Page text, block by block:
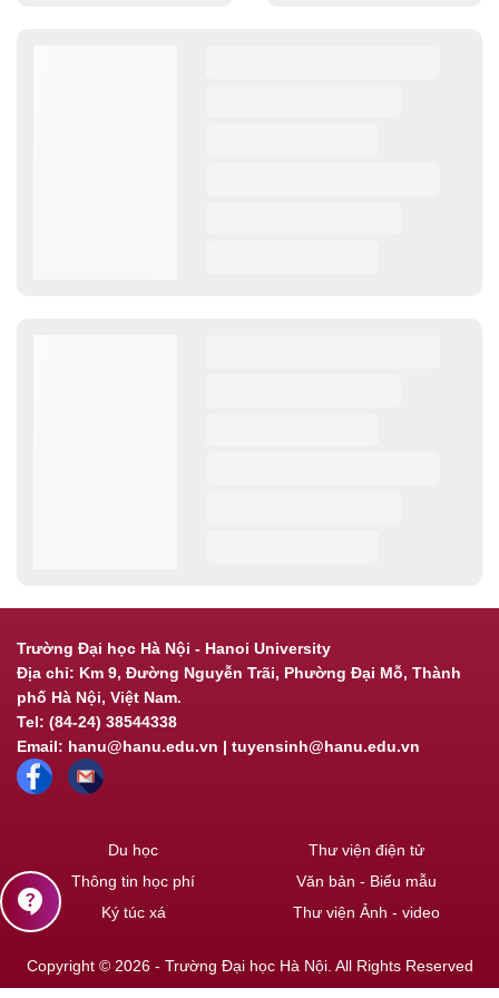
Trường Đại học Hà Nội - Hanoi University
Địa chỉ: Km 9, Đường Nguyễn Trãi, Phường Đại Mỗ, Thành
phố Hà Nội, Việt Nam.
Tel: (84-24) 38544338
Email: hanu@hanu.edu.vn | tuyensinh@hanu.edu.vn
Du học
Thông tin học phí
Ký túc xá
Thư viện điện tử
Văn bản - Biểu mẫu
Thư viện Ảnh - video
Copyright © 2026 - Trường Đại học Hà Nội. All Rights Reserved
contact_support